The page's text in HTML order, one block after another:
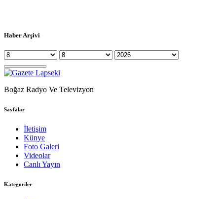
Haber Arşivi
Boğaz Radyo Ve Televizyon
Sayfalar
İletişim
Künye
Foto Galeri
Videolar
Canlı Yayın
Kategoriler